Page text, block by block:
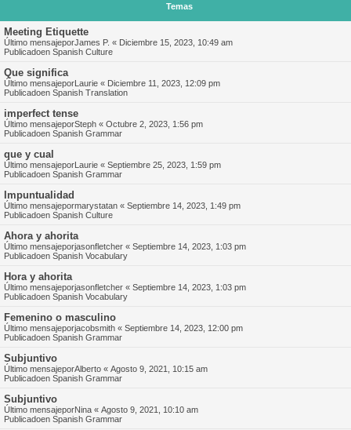
Temas
Meeting Etiquette
Último mensajeporJames P. « Diciembre 15, 2023, 10:49 am
Publicadoen Spanish Culture
Que significa
Último mensajeporLaurie « Diciembre 11, 2023, 12:09 pm
Publicadoen Spanish Translation
imperfect tense
Último mensajeporSteph « Octubre 2, 2023, 1:56 pm
Publicadoen Spanish Grammar
que y cual
Último mensajeporLaurie « Septiembre 25, 2023, 1:59 pm
Publicadoen Spanish Grammar
Impuntualidad
Último mensajepormarystatan « Septiembre 14, 2023, 1:49 pm
Publicadoen Spanish Culture
Ahora y ahorita
Último mensajeporjasonfletcher « Septiembre 14, 2023, 1:03 pm
Publicadoen Spanish Vocabulary
Hora y ahorita
Último mensajeporjasonfletcher « Septiembre 14, 2023, 1:03 pm
Publicadoen Spanish Vocabulary
Femenino o masculino
Último mensajeporjacobsmith « Septiembre 14, 2023, 12:00 pm
Publicadoen Spanish Grammar
Subjuntivo
Último mensajeporAlberto « Agosto 9, 2021, 10:15 am
Publicadoen Spanish Grammar
Subjuntivo
Último mensajeporNina « Agosto 9, 2021, 10:10 am
Publicadoen Spanish Grammar